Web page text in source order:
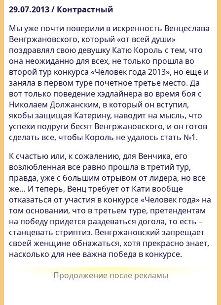
29.07.2013 / Контрастный
Мы уже почти поверили в искренность Венцеслава
Венгржановского, который «от всей души»
поздравлял свою девушку Катю Король с тем, что
она неожиданно для всех, не только прошла во
второй тур конкурса «Человек года 2013», но еще и
заняла в первом туре почетное третье место. Да
вот только поведение хэдлайнера во время боя с
Николаем Должанским, в который он вступил,
якобы защищая Катерину, наводит на мысль, что
успехи подруги бесят Венгржановского, и он готов
сделать все, чтобы Король не удалось стать №1.
К счастью или, к сожалению, для Венчика, его
возлюбленная все равно прошла в третий тур,
правда, уже с большим отрывом от лидера, но все
же… И теперь, Венц требует от Кати вообще
отказаться от участия в конкурсе «Человек года» на
том основании, что в третьем туре, претендентам
на победу придется раздеваться догола, то есть –
станцевать стриптиз. Венгржановский запрещает
своей женщине обнажаться, хотя прекрасно знает,
насколько для нее важна победа в конкурсе.